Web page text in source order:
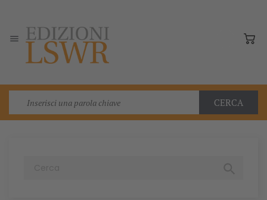

CERCA